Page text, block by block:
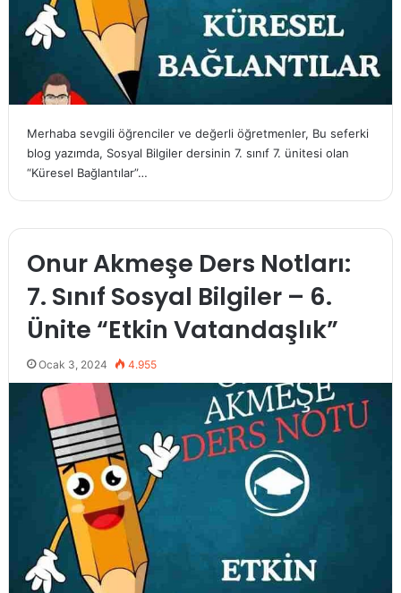
Merhaba sevgili öğrenciler ve değerli öğretmenler, Bu seferki
blog yazımda, Sosyal Bilgiler dersinin 7. sınıf 7. ünitesi olan
“Küresel Bağlantılar”…
Onur Akmeşe Ders Notları:
7. Sınıf Sosyal Bilgiler – 6.
Ünite “Etkin Vatandaşlık”
Ocak 3, 2024 4.955